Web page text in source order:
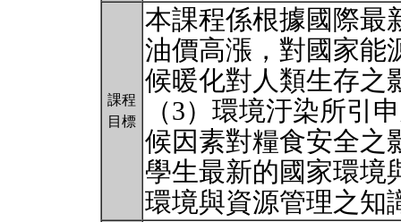
課程
目標
本課程係根據國際最
油價高漲，對國家能
候暖化對人類生存之
（3）環境汙染所引
候因素對糧食安全之
學生最新的國家環境
環境與資源管理之知